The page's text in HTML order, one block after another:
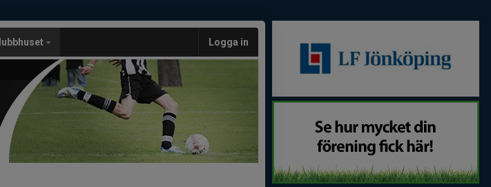
Logga in